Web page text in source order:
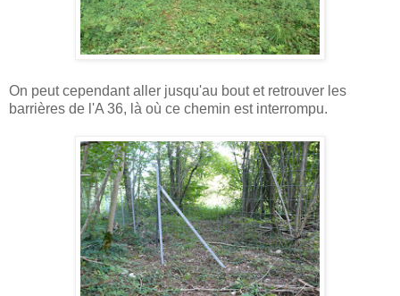
On peut cependant aller jusqu'au bout et retrouver les
barrières de l'A 36, là où ce chemin est interrompu.